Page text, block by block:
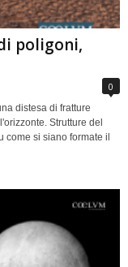
poligoni,
0
distesa di fratture
Strutture del
come si siano formate il